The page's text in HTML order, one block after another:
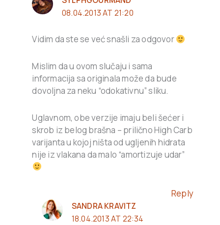
08.04.2013 AT 21:20
Vidim da ste se već snašli za odgovor
Mislim da u ovom slučaju i sama
informacija sa originala može da bude
dovoljna za neku “odokativnu” sliku.
Uglavnom, obe verzije imaju beli šećer i
skrob iz belog brašna – prilično High Carb
varijanta u kojoj ništa od ugljenih hidrata
nije iz vlakana da malo “amortizuje udar”
Reply
SANDRA KRAVITZ
18.04.2013 AT 22:34